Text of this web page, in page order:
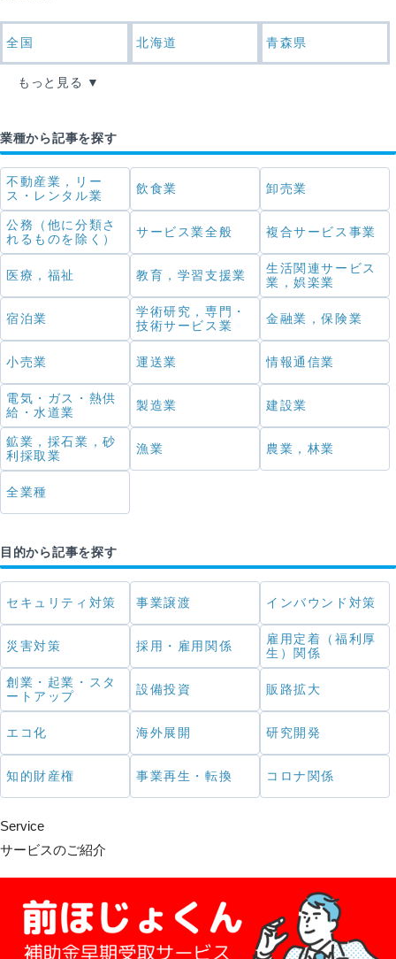
全国 北海道 青森県
もっと見る
業種から記事を探す
不動産業，リー
ス・レンタル業
飲食業 卸売業
公務（他に分類さ
れるものを除く）
サービス業全般 複合サービス事業
医療，福祉 教育，学習支援業
生活関連サービス
業，娯楽業
宿泊業
学術研究，専門・
技術サービス業
金融業，保険業
小売業 運送業 情報通信業
電気・ガス・熱供
給・水道業
製造業 建設業
鉱業，採石業，砂
利採取業
漁業 農業，林業
全業種
目的から記事を探す
セキュリティ対策 事業譲渡 インバウンド対策
災害対策 採用・雇用関係
雇用定着（福利厚
生）関係
創業・起業・スタ
ートアップ
設備投資 販路拡大
エコ化 海外展開 研究開発
知的財産権 事業再生・転換 コロナ関係
Service
サービスのご紹介